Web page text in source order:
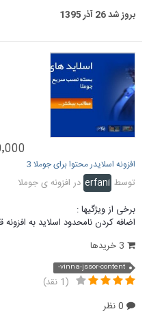
بروز شد26 آذر 1395
30٬000
افزونه اسلایدر محتوا برای جوملا 3
توسط erfani در افزونه ی جوملا
برخی از ویژگیها :
اضافه کردن نامحدود اسلاید به
vinna-jssor-content-
(1 نقد)